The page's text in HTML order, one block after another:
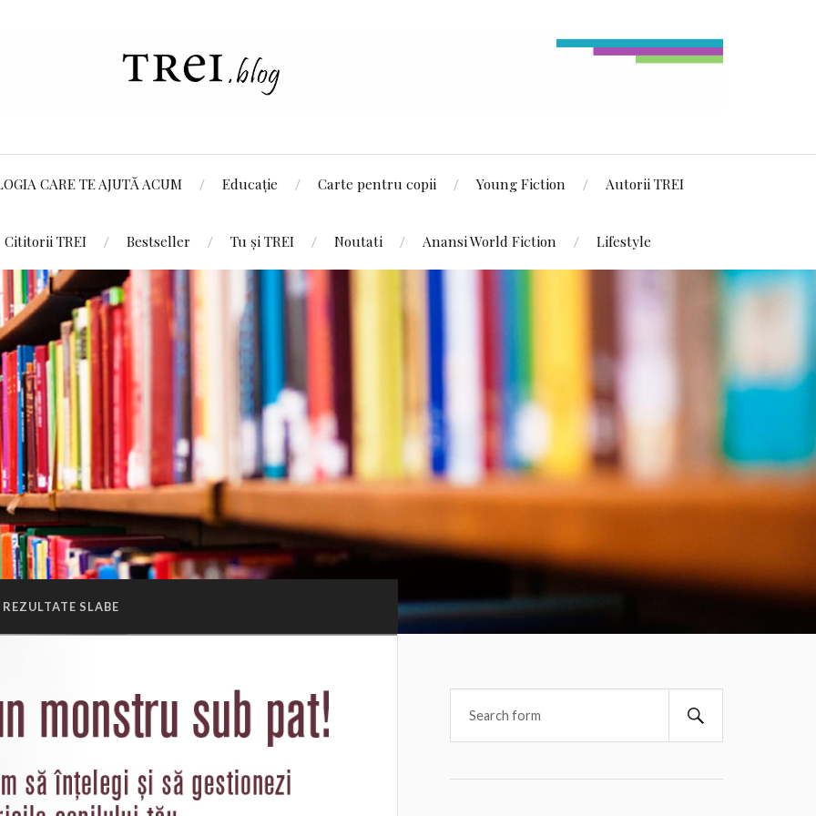
CARE TE AJUTĂ ACUM Educație Carte pentru copii Young Fiction Autorii TREI
Cititorii TREI Bestseller Tu și TREI Noutati Anansi World Fiction Lifestyle
REZULTATE SLABE